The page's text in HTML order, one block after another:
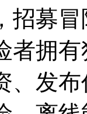
招募
者拥
、发